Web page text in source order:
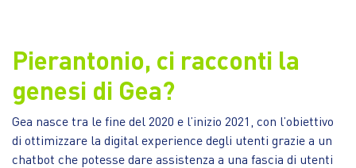
Pierantonio, ci racconti la
genesi di Gea?
Gea nasce tra le fine del 2020 e l’inizio 2021, con l’obiettivo
di ottimizzare la digital experience degli utenti grazie a un
chatbot che potesse dare assistenza a una fascia di utenti